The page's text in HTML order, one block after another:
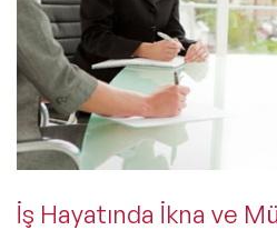
İş Hayatında İkna ve